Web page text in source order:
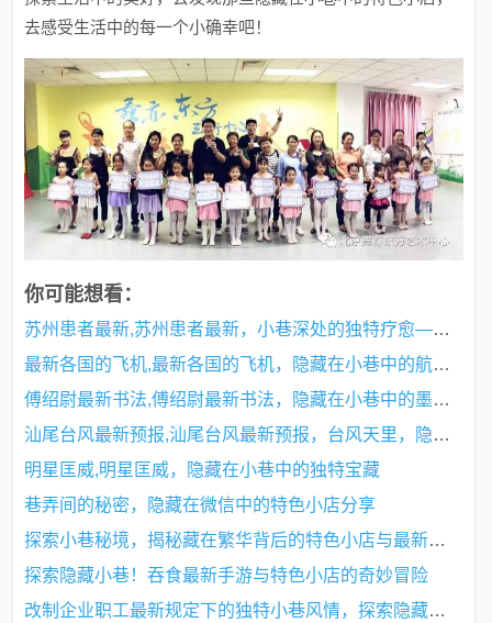
去感受生活中的每一个小确幸吧！
你可能想看：
苏州患者最新,苏州患者最新，小巷深处的独特疗愈——一家隐藏在小巷中的特色小店
最新各国的飞机,最新各国的飞机，隐藏在小巷中的航空梦与独特小店
傅绍尉最新书法,傅绍尉最新书法，隐藏在小巷中的墨香宝藏
汕尾台风最新预报,汕尾台风最新预报，台风天里，隐藏在小巷中的美味秘密
明星匡威,明星匡威，隐藏在小巷中的独特宝藏
巷弄间的秘密，隐藏在微信中的特色小店分享
探索小巷秘境，揭秘藏在繁华背后的特色小店与最新路况官网动态
探索隐藏小巷！吞食最新手游与特色小店的奇妙冒险
改制企业职工最新规定下的独特小巷风情，探索隐藏版特色小店之旅